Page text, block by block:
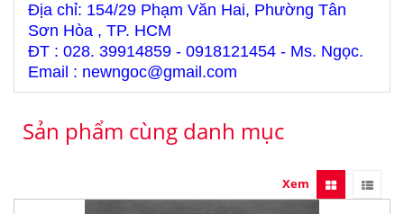
Địa chỉ: 154/29 Phạm Văn Hai, Phường Tân
Sơn Hòa , TP. HCM
ĐT : 028. 39914859 - 0918121454 - Ms. Ngọc.
Email : newngoc@gmail.com
Sản phẩm cùng danh mục
Xem